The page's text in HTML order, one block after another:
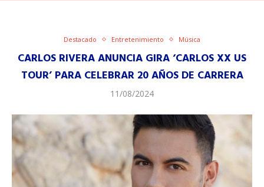
Destacado Entretenimiento Música
CARLOS RIVERA ANUNCIA GIRA ‘CARLOS XX US
TOUR’ PARA CELEBRAR 20 AÑOS DE CARRERA
11/08/2024